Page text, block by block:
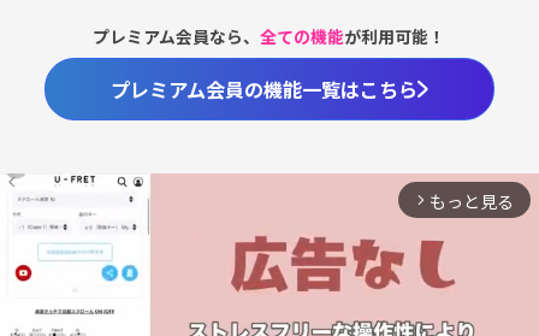
プレミアム会員なら、全ての機能が利用可能！
プレミアム会員の機能一覧はこちら
arrow_forward_ios もっと見る